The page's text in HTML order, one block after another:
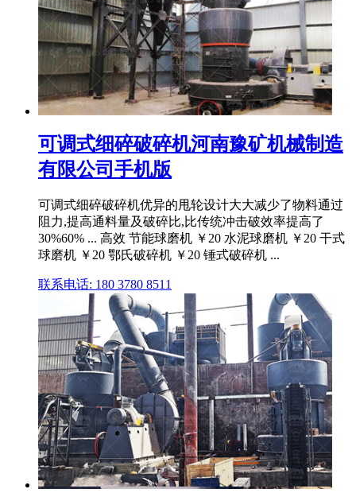
可调式细碎破碎机河南豫矿机械制造
有限公司手机版
可调式细碎破碎机优异的甩轮设计大大减少了物料通过
阻力,提高通料量及破碎比,比传统冲击破效率提高了
30%60% ... 高效 节能球磨机 ￥20 水泥球磨机 ￥20 干式
球磨机 ￥20 鄂氏破碎机 ￥20 锤式破碎机 ...
联系电话: 180 3780 8511